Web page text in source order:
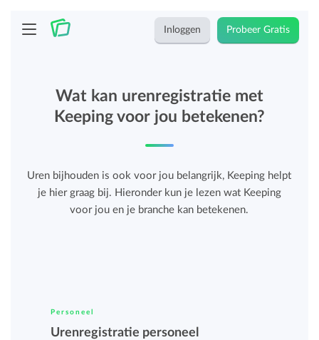
Inloggen Probeer Gratis
Wat kan urenregistratie met
Keeping voor jou betekenen?
Uren bijhouden is ook voor jou belangrijk, Keeping helpt
je hier graag bij. Hieronder kun je lezen wat Keeping
voor jou en je branche kan betekenen.
Personeel
Urenregistratie personeel